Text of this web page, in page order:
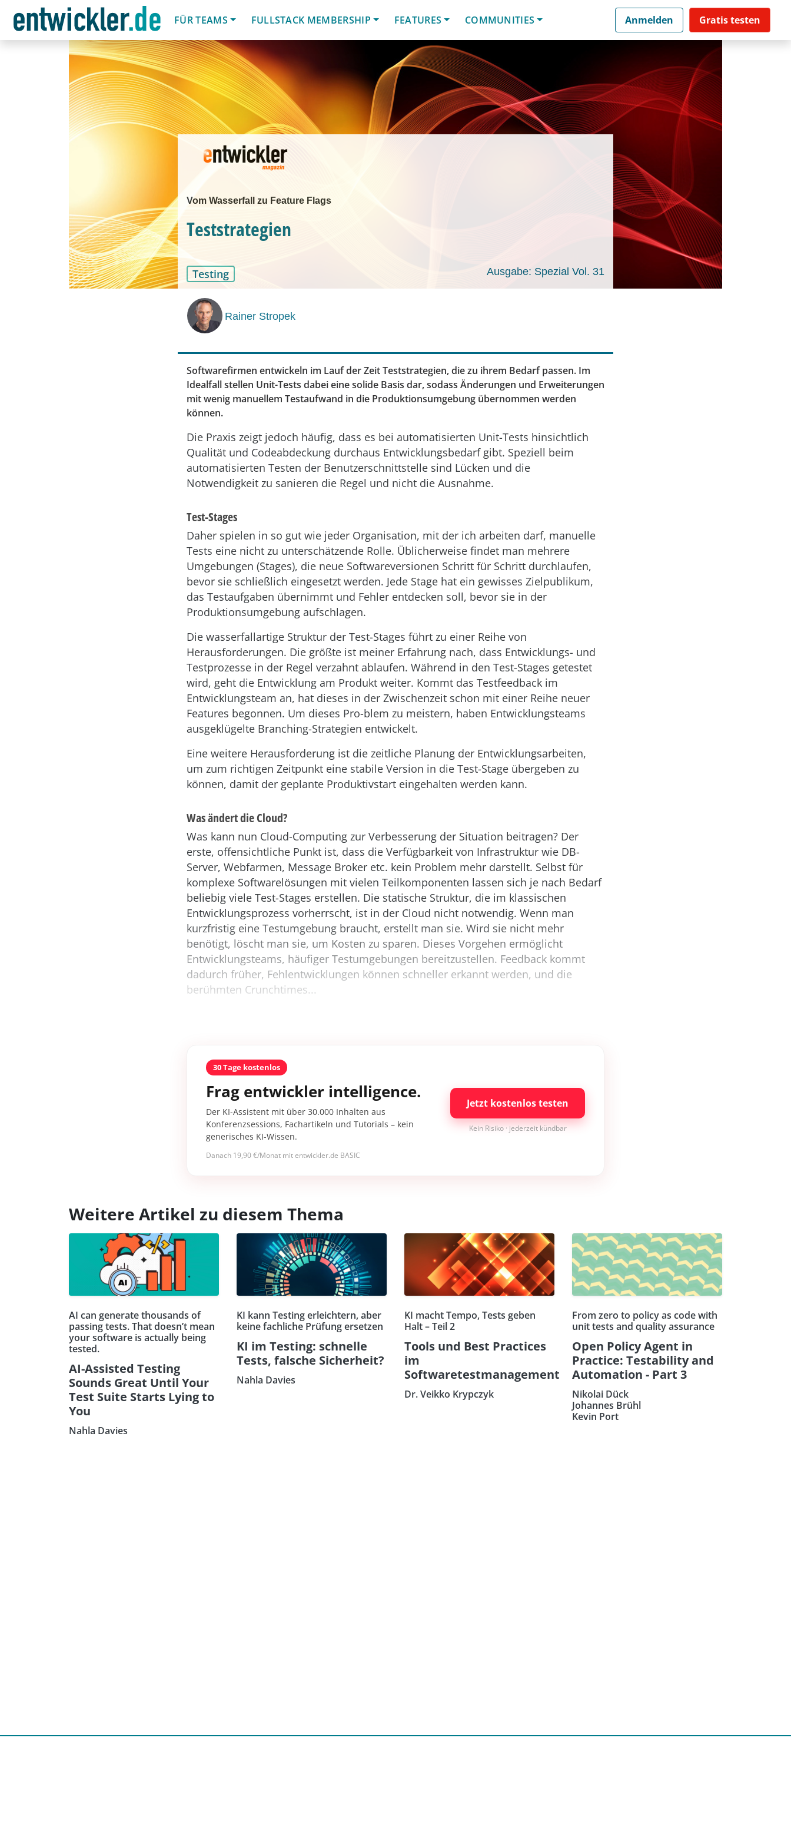
FÜR TEAMS
FULLSTACK MEMBERSHIP FEATURES COMMUNITIES Anmelden Gratis testen
Vom Wasserfall zu Feature Flags
Teststrategien
Testing Ausgabe: Spezial Vol. 31
Rainer Stropek
Softwarefirmen entwickeln im Lauf der Zeit Teststrategien, die zu ihrem Bedarf passen. Im
Idealfall stellen Unit-Tests dabei eine solide Basis dar, sodass Änderungen und Erweiterungen
mit wenig manuellem Testaufwand in die Produktionsumgebung übernommen werden
können.
Die Praxis zeigt jedoch häufig, dass es bei automatisierten Unit-Tests hinsichtlich
Qualität und Codeabdeckung durchaus Entwicklungsbedarf gibt. Speziell beim
automatisierten Testen der Benutzerschnittstelle sind Lücken und die
Notwendigkeit zu sanieren die Regel und nicht die Ausnahme.
Test-Stages
Daher spielen in so gut wie jeder Organisation, mit der ich arbeiten darf, manuelle
Tests eine nicht zu unterschätzende Rolle. Üblicherweise findet man mehrere
Umgebungen (Stages), die neue Softwareversionen Schritt für Schritt durchlaufen,
bevor sie schließlich eingesetzt werden. Jede Stage hat ein gewisses Zielpublikum,
das Testaufgaben übernimmt und Fehler entdecken soll, bevor sie in der
Produktionsumgebung aufschlagen.
Die wasserfallartige Struktur der Test-Stages führt zu einer Reihe von
Herausforderungen. Die größte ist meiner Erfahrung nach, dass Entwicklungs- und
Testprozesse in der Regel verzahnt ablaufen. Während in den Test-Stages getestet
wird, geht die Entwicklung am Produkt weiter. Kommt das Testfeedback im
Entwicklungsteam an, hat dieses in der Zwischenzeit schon mit einer Reihe neuer
Features begonnen. Um dieses Pro-blem zu meistern, haben Entwicklungsteams
ausgeklügelte Branching-Strategien entwickelt.
Eine weitere Herausforderung ist die zeitliche Planung der Entwicklungsarbeiten,
um zum richtigen Zeitpunkt eine stabile Version in die Test-Stage übergeben zu
können, damit der geplante Produktivstart eingehalten werden kann.
Was ändert die Cloud?
Was kann nun Cloud-Computing zur Verbesserung der Situation beitragen? Der
erste, offensichtliche Punkt ist, dass die Verfügbarkeit von Infrastruktur wie DB-
Server, Webfarmen, Message Broker etc. kein Problem mehr darstellt. Selbst für
komplexe Softwarelösungen mit vielen Teilkomponenten lassen sich je nach Bedarf
beliebig viele Test-Stages erstellen. Die statische Struktur, die im klassischen
Entwicklungsprozess vorherrscht, ist in der Cloud nicht notwendig. Wenn man
kurzfristig eine Testumgebung braucht, erstellt man sie. Wird sie nicht mehr
benötigt, löscht man sie, um Kosten zu sparen. Dieses Vorgehen ermöglicht
Entwicklungsteams, häufiger Testumgebungen bereitzustellen. Feedback kommt
dadurch früher, Fehlentwicklungen können schneller erkannt werden, und die
berühmten Crunchtimes...
30 Tage kostenlos
Frag entwickler intelligence.
Der KI-Assistent mit über 30.000 Inhalten aus
Konferenzsessions, Fachartikeln und Tutorials – kein
generisches KI-Wissen.
Danach 19,90 €/Monat mit entwickler.de BASIC
Jetzt kostenlos testen
Kein Risiko · jederzeit kündbar
Weitere Artikel zu diesem Thema
AI can generate thousands of
passing tests. That doesn’t mean
your software is actually being
tested.
AI-Assisted Testing
Sounds Great Until Your
Test Suite Starts Lying to
You
Nahla Davies
KI kann Testing erleichtern, aber
keine fachliche Prüfung ersetzen
KI im Testing: schnelle
Tests, falsche Sicherheit?
Nahla Davies
KI macht Tempo, Tests geben
Halt – Teil 2
Tools und Best Practices
im
Softwaretestmanagement
Dr. Veikko Krypczyk
From zero to policy as code with
unit tests and quality assurance
Open Policy Agent in
Practice: Testability and
Automation - Part 3
Nikolai Dück
Johannes Brühl
Kevin Port